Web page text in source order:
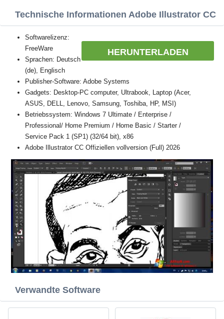
Technische Informationen Adobe Illustrator CC
HERUNTERLADEN
Softwarelizenz:
FreeWare
Sprachen: Deutsch
(de), Englisch
Publisher-Software: Adobe Systems
Gadgets: Desktop-PC computer, Ultrabook, Laptop (Acer,
ASUS, DELL, Lenovo, Samsung, Toshiba, HP, MSI)
Betriebssystem: Windows 7 Ultimate / Enterprise /
Professional/ Home Premium / Home Basic / Starter /
Service Pack 1 (SP1) (32/64 bit), x86
Adobe Illustrator CC Offiziellen vollversion (Full) 2026
Verwandte Software